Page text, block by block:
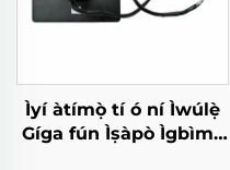
Ìyí àtímọ̀ tí ó ní Ìwúlẹ̀
Gíga fún Ìṣàpò Ìgbìmọ̀